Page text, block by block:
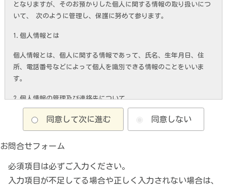
となりますが、そのお預かりした個人に関する情報の取り扱いにつ
いて、 次のように管理し、保護に努めて参ります。
1.個人情報とは
個人情報とは、個人に関する情報であって、氏名、生年月日、住
所、電話番号などによって個人を識別できる情報のことをいいま
す。
2.個人情報の管理及び連絡先について
個人情報管理責任元 総務部 部長
4.第三者への提供及び預託について
同意して次に進む 同意しない
お問合せフォーム
必須項目は必ずご入力ください。
入力項目が不足してる場合や正しく入力されない場合は、